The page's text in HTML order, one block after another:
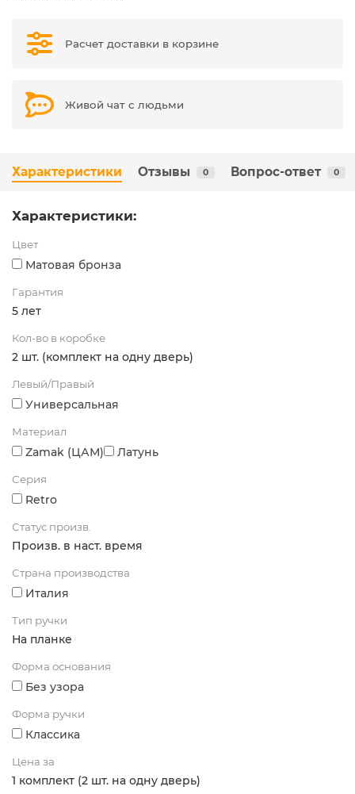
Расчет доставки в корзине
Живой чат с людьми
Характеристики Отзывы 0 Вопрос-ответ 0
Характеристики:
Цвет
Матовая бронза
Гарантия
5 лет
Кол-во в коробке
2 шт. (комплект на одну дверь)
Левый/Правый
Универсальная
Материал
Zamak (ЦАМ) Латунь
Серия
Retro
Статус произв.
Произв. в наст. время
Страна производства
Италия
Тип ручки
На планке
Форма основания
Без узора
Форма ручки
Классика
Цена за
1 комплект (2 шт. на одну дверь)